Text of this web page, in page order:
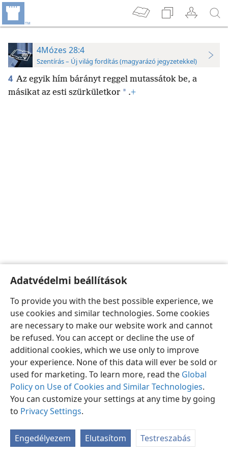
Adatvédelmi beállítások
To provide you with the best possible experience, we
use cookies and similar technologies. Some cookies
are necessary to make our website work and cannot
be refused. You can accept or decline the use of
additional cookies, which we use only to improve
your experience. None of this data will ever be sold or
used for marketing. To learn more, read the Global
Policy on Use of Cookies and Similar Technologies.
You can customize your settings at any time by going
to Privacy Settings.
Engedélyezem Elutasítom Testreszabás
4Mózes 28:4
Szentírás – Új világ fordítás (magyarázó jegyzetekkel)
4 Az egyik hím bárányt reggel mutassátok be, a
másikat az esti szürkületkor * .+
Magyar Beállítások
Copyright© 2026 Watch Tower Bible and Tract Society of Pennsylvania
Bizalmas információra vonatkozó szabályok
Adatvédelmi beállítások
JW.ORG Bejelentkezés